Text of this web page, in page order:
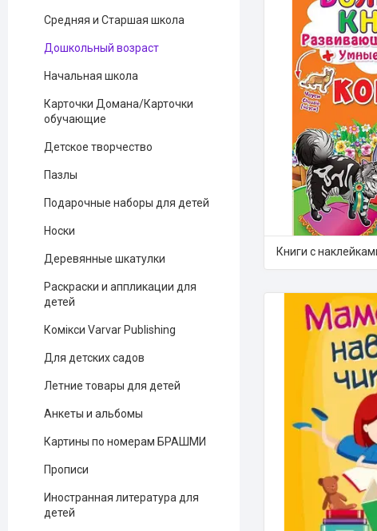
Книги с
Средняя и Старшая школа
Дошкольный возраст
Начальная школа
Карточки Домана/Карточки
обучающие
Детское творчество
Пазлы
Подарочные наборы для детей
Носки
Деревянные шкатулки
Раскраски и аппликации для
детей
Комікси Varvar Publishing
Для детских садов
Летние товары для детей
Анкеты и альбомы
Картины по номерам БРАШМИ
Прописи
Иностранная литература для
детей